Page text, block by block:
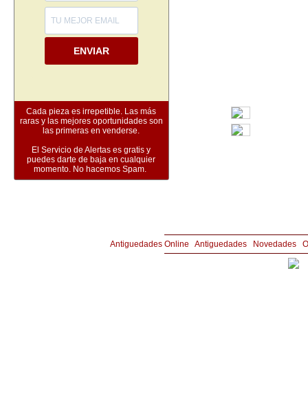
ENVIAR
Cada pieza es irrepetible. Las más
raras y las mejores oportunidades son
las primeras en venderse.
El Servicio de Alertas es gratis y
puedes darte de baja en cualquier
momento. No hacemos Spam.
Antiguedades Online Antiguedades Novedades